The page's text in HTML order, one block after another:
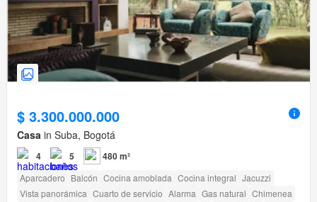
$ 3.300.000.000
Casa in Suba, Bogotá
4 5 480 m²
Aparcadero Balcón Cocina amoblada Cocina integral Jacuzzi
Vista panorámica Cuarto de servicio Alarma Gas natural Chimenea